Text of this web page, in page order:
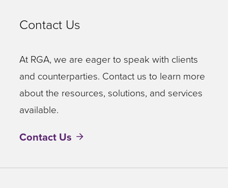
Contact Us
At RGA, we are eager to speak with clients
and counterparties. Contact us to learn more
about the resources, solutions, and services
available.
Contact Us